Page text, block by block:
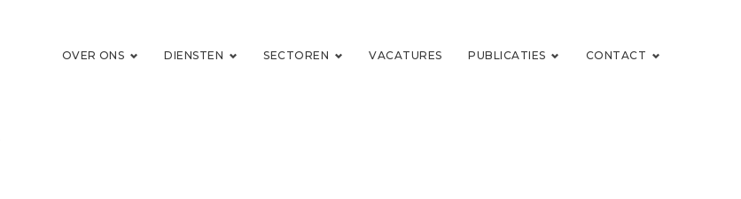
OVER ONS DIENSTEN SECTOREN VACATURES PUBLICATIES CONTACT